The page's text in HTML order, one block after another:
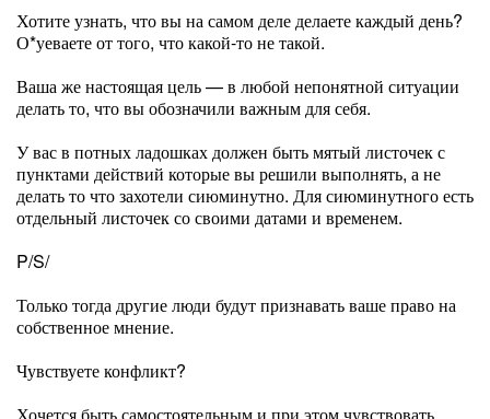
Хотите узнать, что вы на самом деле делаете каждый день?
О*уеваете от того, что какой-то не такой.
Ваша же настоящая цель — в любой непонятной ситуации
делать то, что вы обозначили важным для себя.
У вас в потных ладошках должен быть мятый листочек с
пунктами действий которые вы решили выполнять, а не
делать то что захотели сиюминутно. Для сиюминутного есть
отдельный листочек со своими датами и временем.
P/S/
Только тогда другие люди будут признавать ваше право на
собственное мнение.
Чувствуете конфликт?